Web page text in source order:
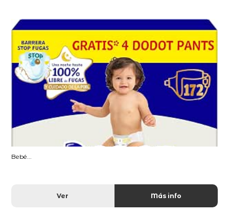
Bebé...
Ver Más info